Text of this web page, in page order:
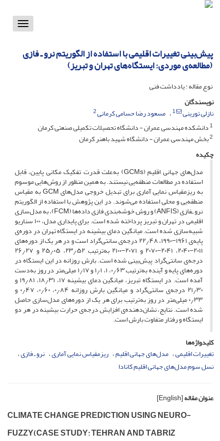
Toggle
پیش‌بینی تغییرات اقلیمی با استفاده از الگوریتم نرو ـ فازی
(مطالعه‌ی موردی: ایستگاه‌های تهران و تبریز)
نوع مقاله : یادداشت فنی
نویسندگان
نازلی تورینی
1 مسعود رضا حسامی کرمانی2
1دانشکده مهندسی عمران - دانشگاه تحصیلات تکمیلی صنعتی کرمان
2بخش مهندسی عمران - دانشگاه شهید باهنر کرمان
چکیده
مدل‌های جهانی اقلیم (G‌C‌M‌s) به‌علت قدرت تفکیک مکانی پایین، قابل
استفاده در مطالعات منطقه‌یی نیستند. به همین منظور از روش‌هایی موسوم
به ریزمقیاس نمایی آماری برای تبدیل خروجی مدل‌های G‌C‌M به مقیاس
منطقه‌یی و محلی استفاده می‌شوند. در این پژوهش با استفاده از الگوریتم
نرو ـفازی (A‌N‌F‌I‌S) و روش خوشه‌بندی فازی داده‌ها (F‌C‌M)، به مدل‌سازی
اقلیمی در تهران و تبریز پرداخته شده است. برای پایداری مدل، ۱۰۰ سناریو
شبیه‌سازی شده است. میانگین دمای بیشینه در ایستگاه تهران در دوره‌ی
پایه‌ی ۱۹۶۱−۱۹۹۰، ۲۲٫۴۸ درجه‌ی سانتی‌گراد است و در هر یک از دوره‌های
۲۰۱۱−۲۰۴۰، ۲۰۴۱−۲۰۷۰ و ۲۰۷۱−۲۱۰۰ به‌ترتیب ۲۳٫۵۲، ۲۵٫۰۵ و ۲۶٫۲۷
درجه‌ی سانتی‌گراد پیش‌بینی شده است. بارش روزانه در این ایستگاه در
دوره‌های پایه و آینده به‌ترتیب ۰٫۶۳، ۱، ۱٫۱ و ۱٫۱۷ میلی‌متر در روز به‌دست
آمده است. در ایستگاه تبریز، میانگین دمای بیشینه ۱۷، ۱۸٫۳۱، ۱۹٫۸۱ و
۲۱٫۳۰ درجه‌ی سانتی‌گراد و میانگین بارش روزانه ۰٫۸۴، ۰٫۶۰، ۰٫۴۷ و
۰٫۳۳ میلی‌متر در روز به‌ترتیب برای هر یک از دوره‌های مدل‌سازی حاصل
شده است. نتایج، نشان‌دهنده‌ی افزایش درجه‌ی حرارت بیشینه در هر دو
ایستگاه و رفتار متفاوت بارش است.
کلیدواژه‌ها
تغییرات اقلیمی مدل‌های جهانی اقلیم ریزمقیاس نمایی آماری نرو ـ فازی
نسل سوم مدل‌های جهانی اقلیم کانادا
عنوان مقاله[English]
C‌L‌I‌M‌A‌T‌E C‌H‌A‌N‌G‌E P‌R‌E‌D‌I‌C‌T‌I‌O‌N U‌S‌I‌N‌G N‌E‌U‌R‌O-
F‌U‌Z‌Z‌Y(C‌A‌S‌E S‌T‌U‌D‌Y: T‌E‌H‌R‌A‌N A‌N‌D T‌A‌B‌R‌I‌Z